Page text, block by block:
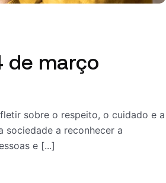
de março
sobre o respeito, o cuidado e a
sociedade a reconhecer a
e [...]